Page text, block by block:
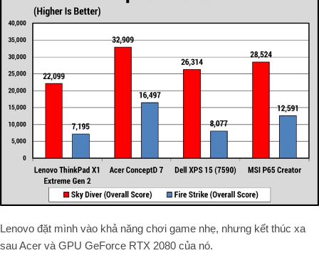
Lenovo đặt mình vào khả năng chơi game nhẹ, nhưng kết thúc xa
sau Acer và GPU GeForce RTX 2080 của nó.